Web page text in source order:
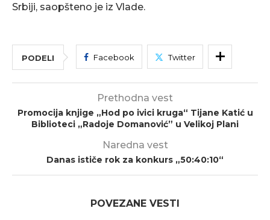
Srbiji, saopšteno je iz Vlade.
PODELI Facebook Twitter
Prethodna vest
Promocija knjige „Hod po ivici kruga“ Tijane Katić u
Biblioteci „Radoje Domanović” u Velikoj Plani
Naredna vest
Danas ističe rok za konkurs „50:40:10“
POVEZANE VESTI